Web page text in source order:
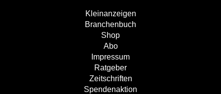
Kleinanzeigen
Branchenbuch
Shop
Abo
Impressum
Ratgeber
Zeitschriften
Spendenaktion